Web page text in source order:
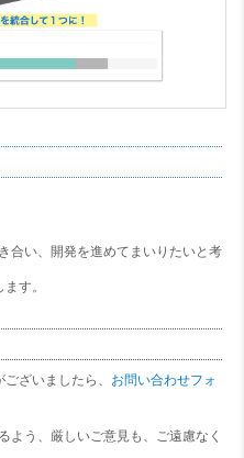
合い、開発を進めてまいりたいと考
す。
ざいましたら、 お問い合わせフォ
よう、厳しいご意見も、ご遠慮なく